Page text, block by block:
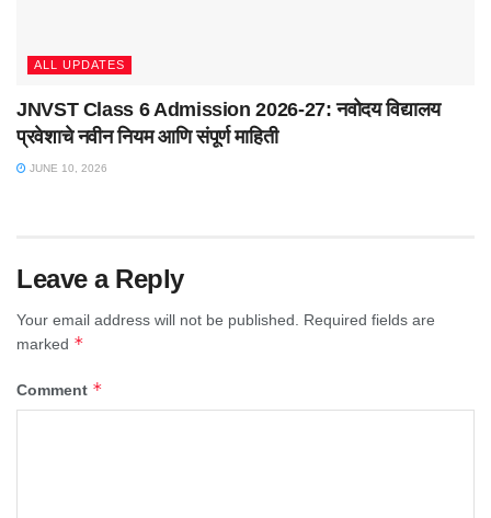
ALL UPDATES
JNVST Class 6 Admission 2026-27: नवोदय विद्यालय
प्रवेशाचे नवीन नियम आणि संपूर्ण माहिती
JUNE 10, 2026
Leave a Reply
Your email address will not be published.
Required fields are
marked *
Comment *